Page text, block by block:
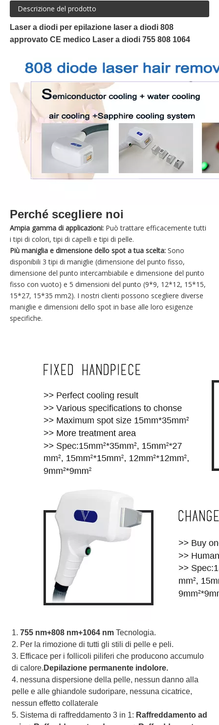
Descrizione del prodotto
Laser a diodi per epilazione laser a diodi 808
approvato CE medico Laser a diodi 755 808 1064
Perché scegliere noi
Ampia gamma di applicazioni: Può trattare efficacemente tutti
i tipi di colori, tipi di capelli e tipi di pelle.
Più maniglia e dimensione dello spot a tua scelta: Sono
disponibili 3 tipi di maniglie (dimensione del punto fisso,
dimensione del punto intercambiabile e dimensione del punto
fisso con vuoto) e 5 dimensioni del punto (9*9, 12*12, 15*15,
15*27, 15*35 mm2). I nostri clienti possono scegliere diverse
maniglie e dimensioni dello spot in base alle loro esigenze
specifiche.
1. 755 nm+808 nm+1064 nm Tecnologia.
2. Per la rimozione di tutti gli stili di pelle e peli.
3. Efficace per i follicoli piliferi che producono accumulo
di calore. Depilazione permanente indolore.
4. nessuna dispersione della pelle, nessun danno alla
pelle e alle ghiandole sudoripare, nessuna cicatrice,
nessun effetto collaterale
5. Sistema di raffreddamento 3 in 1: Raffreddamento ad